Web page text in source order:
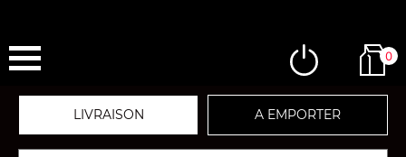
0
LIVRAISON A EMPORTER